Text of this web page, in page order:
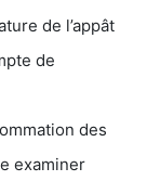
de l’appât
de
des
examiner